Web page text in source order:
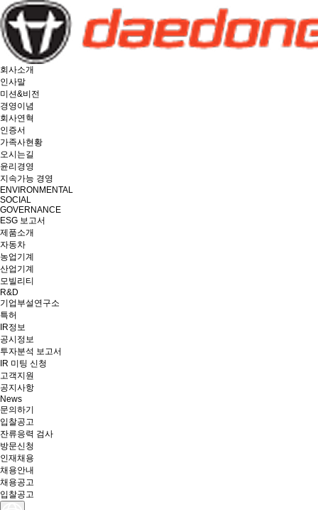
회사소개
인사말
미션&비전
경영이념
회사연혁
인증서
가족사현황
오시는길
윤리경영
지속가능 경영
ENVIRONMENTAL
SOCIAL
GOVERNANCE
ESG 보고서
제품소개
자동차
농업기계
산업기계
모빌리티
R&D
기업부설연구소
특허
IR정보
공시정보
투자분석 보고서
IR 미팅 신청
고객지원
공지사항
News
문의하기
입찰공고
잔류응력 검사
방문신청
인재채용
채용안내
채용공고
입찰공고